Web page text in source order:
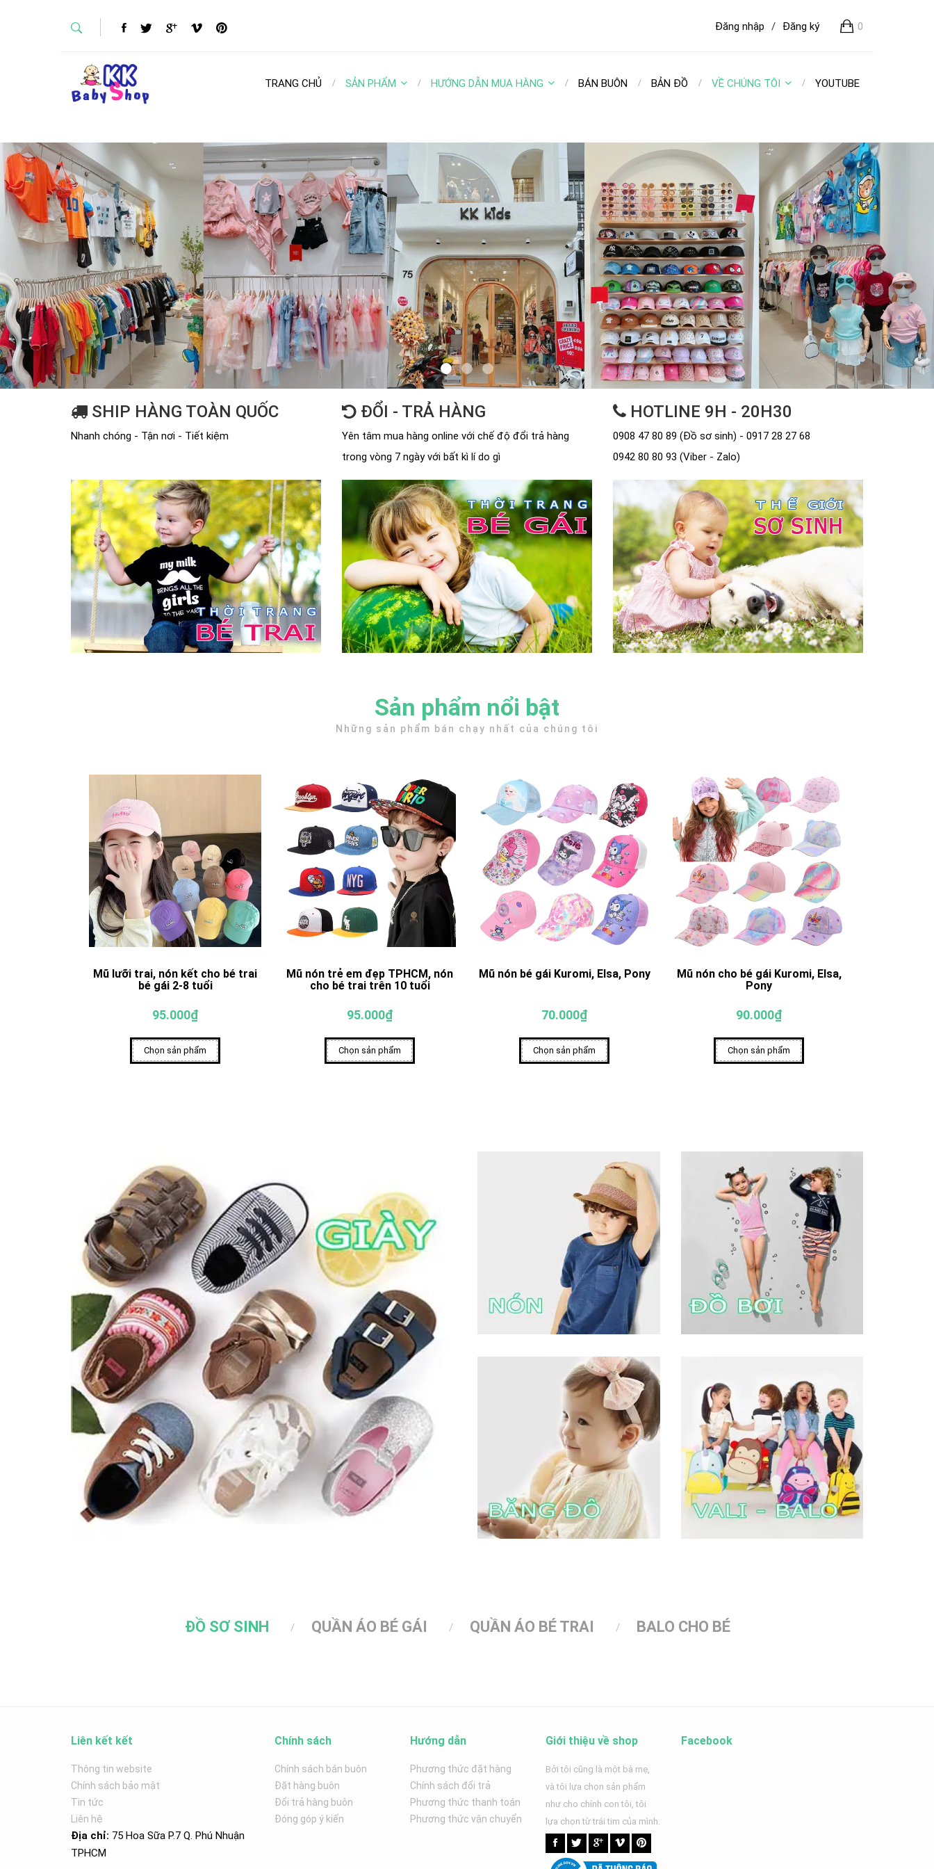
0
Đăng ký
/
Đăng nhập
TRANG CHỦ SẢN PHẨM HƯỚNG DẪN MUA HÀNG BÁN BUÔN BẢN ĐỒ VỀ CHÚNG TÔI YOUTUBE
SHIP HÀNG TOÀN QUỐC
Nhanh chóng - Tận nơi - Tiết kiệm
ĐỔI - TRẢ HÀNG
Yên tâm mua hàng online với chế độ đổi trả hàng
trong vòng 7 ngày với bất kì lí do gì
HOTLINE 9H - 20H30
0908 47 80 89 (Đồ sơ sinh) - 0917 28 27 68
0942 80 80 93 (Viber - Zalo)
Sản phẩm nổi bật
Những sản phẩm bán chạy nhất của chúng tôi
Mũ lưỡi trai, nón kết cho bé trai
bé gái 2-8 tuổi
95.000₫
Chọn sản phẩm
Mũ nón trẻ em đẹp TPHCM, nón
cho bé trai trên 10 tuổi
95.000₫
Chọn sản phẩm
Mũ nón bé gái Kuromi, Elsa, Pony
70.000₫
Chọn sản phẩm
Mũ nón cho bé gái Kuromi, Elsa,
Pony
90.000₫
Chọn sản phẩm
ĐỒ SƠ SINH QUẦN ÁO BÉ GÁI QUẦN ÁO BÉ TRAI BALO CHO BÉ
Liên kết kết
Thông tin website
Chính sách bảo mật
Tin tức
Liên hệ
Địa chỉ: 75 Hoa Sữa P.7 Q. Phú Nhuận
TPHCM
Chính sách
Chính sách bán buôn
Đặt hàng buôn
Đổi trả hàng buôn
Đóng góp ý kiến
Hướng dẫn
Phương thức đặt hàng
Chính sách đổi trả
Phương thức thanh toán
Phương thức vận chuyển
Giới thiệu về shop
Bởi tôi cũng là một bà mẹ,
và tôi lựa chọn sản phẩm
như cho chính con tôi, tôi
lựa chọn từ trái tim của mình.
Facebook